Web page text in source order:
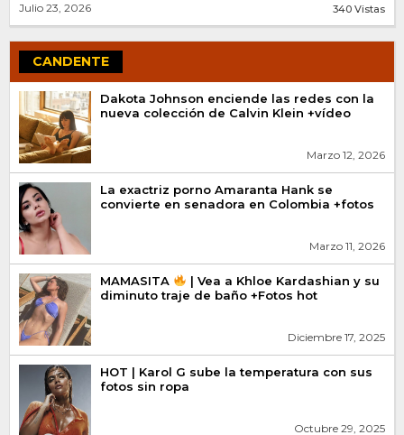
Julio 23, 2026 340 Vistas
CANDENTE
Dakota Johnson enciende las redes con la
nueva colección de Calvin Klein +vídeo
Marzo 12, 2026
La exactriz porno Amaranta Hank se
convierte en senadora en Colombia +fotos
Marzo 11, 2026
MAMASITA
| Vea a Khloe Kardashian y su
diminuto traje de baño +Fotos hot
Diciembre 17, 2025
HOT | Karol G sube la temperatura con sus
fotos sin ropa
Octubre 29, 2025